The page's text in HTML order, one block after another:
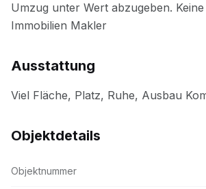
Ausstattung
Objektdetails
Objektnummer